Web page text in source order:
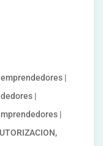
emprendedores |
|
|